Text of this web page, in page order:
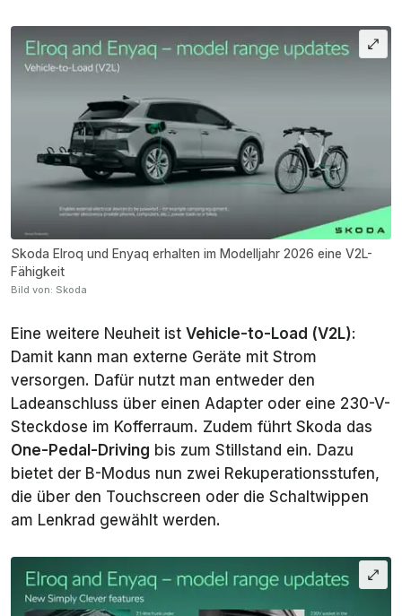
Skoda Elroq und Enyaq erhalten im Modelljahr 2026 eine V2L-
Fähigkeit
Bild von: Skoda
Eine weitere Neuheit ist Vehicle-to-Load (V2L):
Damit kann man externe Geräte mit Strom
versorgen. Dafür nutzt man entweder den
Ladeanschluss über einen Adapter oder eine 230-V-
Steckdose im Kofferraum. Zudem führt Skoda das
One-Pedal-Driving bis zum Stillstand ein. Dazu
bietet der B-Modus nun zwei Rekuperationsstufen,
die über den Touchscreen oder die Schaltwippen
am Lenkrad gewählt werden.